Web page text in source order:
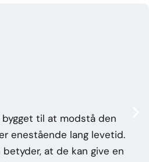
til at modstå den
enestående lang levetid.
at de kan give en